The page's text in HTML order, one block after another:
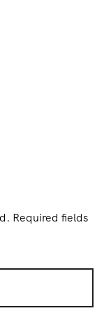
Required fields